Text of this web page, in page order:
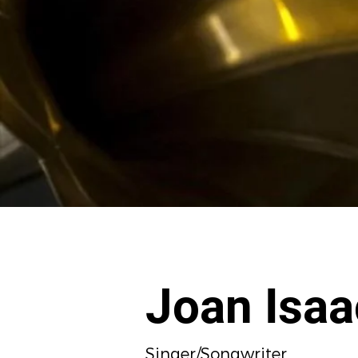
Joan
Singer/Songwriter